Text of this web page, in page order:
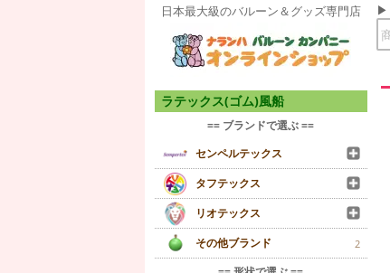
日本最大級のバルーン＆グッズ専門店
ラテックス(ゴム)風船
== ブランドで選ぶ ==
センペルテックス
タフテックス
リオテックス
その他ブランド
2